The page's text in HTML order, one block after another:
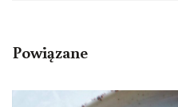
Powiązane